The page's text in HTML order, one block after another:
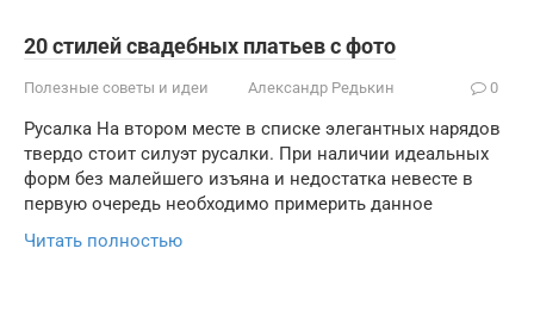
20 стилей свадебных платьев с фото
Полезные советы и идеи Александр Редькин 0
Русалка На втором месте в списке элегантных нарядов
твердо стоит силуэт русалки. При наличии идеальных
форм без малейшего изъяна и недостатка невесте в
первую очередь необходимо примерить данное
Читать полностью